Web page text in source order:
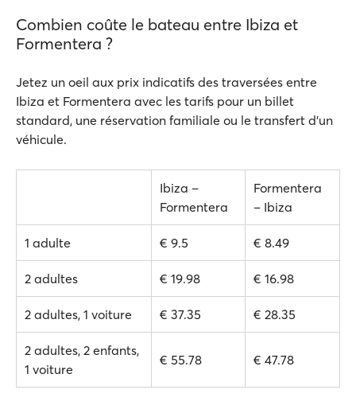
Combien coûte le bateau entre Ibiza et
Formentera ?
Jetez un oeil aux prix indicatifs des traversées entre
Ibiza et Formentera avec les tarifs pour un billet
standard, une réservation familiale ou le transfert d'un
véhicule.
Ibiza –
Formentera
Formentera
– Ibiza
1 adulte € 9.5 € 8.49
2 adultes € 19.98 € 16.98
2 adultes, 1 voiture € 37.35 € 28.35
2 adultes, 2 enfants,
1 voiture
€ 55.78 € 47.78